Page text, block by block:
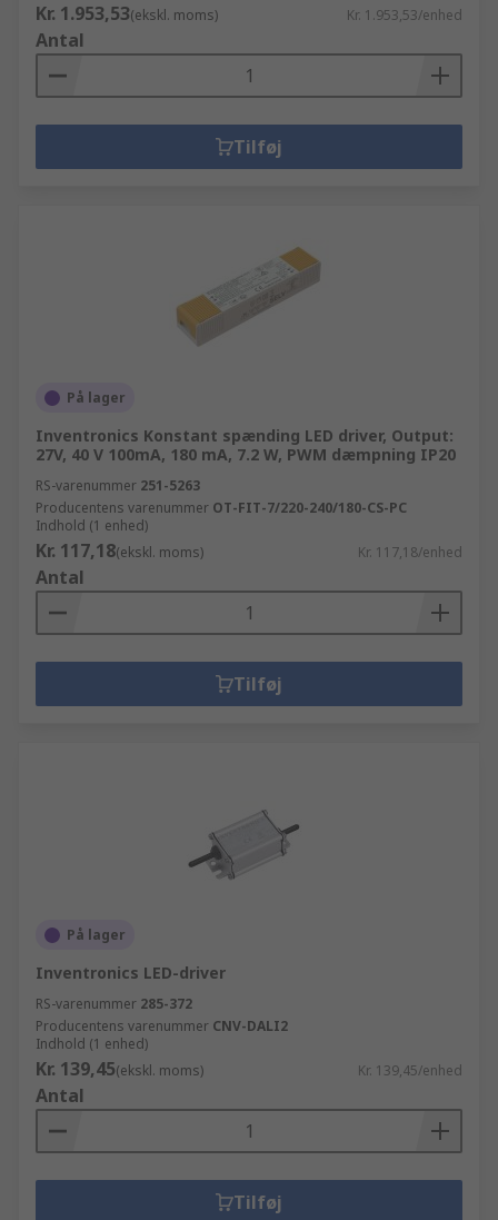
Kr. 1.953,53(ekskl. moms) Kr. 1.953,53/enhed
Antal
Tilføj
På lager
Inventronics Konstant spænding LED driver, Output:
27V, 40 V 100mA, 180 mA, 7.2 W, PWM dæmpning IP20
RS-varenummer 251-5263
Producentens varenummer OT-FIT-7/220-240/180-CS-PC
Indhold (1 enhed)
Kr. 117,18(ekskl. moms) Kr. 117,18/enhed
Antal
Tilføj
På lager
Inventronics LED-driver
RS-varenummer 285-372
Producentens varenummer CNV-DALI2
Indhold (1 enhed)
Kr. 139,45(ekskl. moms) Kr. 139,45/enhed
Antal
Tilføj